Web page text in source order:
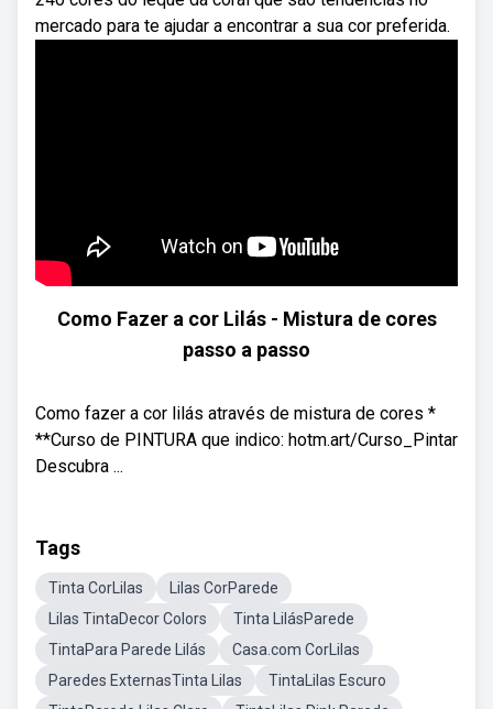
mercado para te ajudar a encontrar a sua cor preferida.
Como Fazer a cor Lilás - Mistura de cores
passo a passo
Como fazer a cor lilás através de mistura de cores *
**Curso de PINTURA que indico: hotm.art/Curso_Pintar
Descubra ...
Tags
Tinta CorLilas
Lilas CorParede
Lilas TintaDecor Colors
Tinta LilásParede
TintaPara Parede Lilás
Casa.com CorLilas
Paredes ExternasTinta Lilas
TintaLilas Escuro